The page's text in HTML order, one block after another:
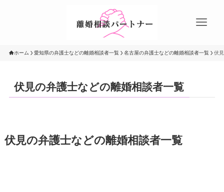
ホーム 愛知県の弁護士などの離婚相談者一覧 名古屋の弁護士などの離婚相談者一覧 伏
伏見の弁護士などの離婚相談者一覧
伏見の弁護士などの離婚相談者一覧